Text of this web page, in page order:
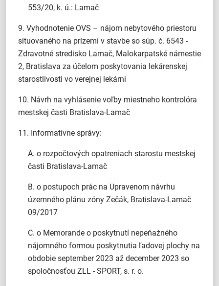
553/20, k. ú.: Lamač
9. Vyhodnotenie OVS – nájom nebytového priestoru
situovaného na prízemí v stavbe so súp. č. 6543 -
Zdravotné stredisko Lamač, Malokarpatské námestie
2, Bratislava za účelom poskytovania lekárenskej
starostlivosti vo verejnej lekárni
10. Návrh na vyhlásenie voľby miestneho kontrolóra
mestskej časti Bratislava-Lamač
11. Informatívne správy:
A. o rozpočtových opatreniach starostu mestskej
časti Bratislava-Lamač
B. o postupoch prác na Upravenom návrhu
územného plánu zóny Zečák, Bratislava-Lamač
09/2017
C. o Memorande o poskytnutí nepeňažného
nájomného formou poskytnutia ľadovej plochy na
obdobie september 2023 až december 2023 so
spoločnosťou ZLL - SPORT, s. r. o.